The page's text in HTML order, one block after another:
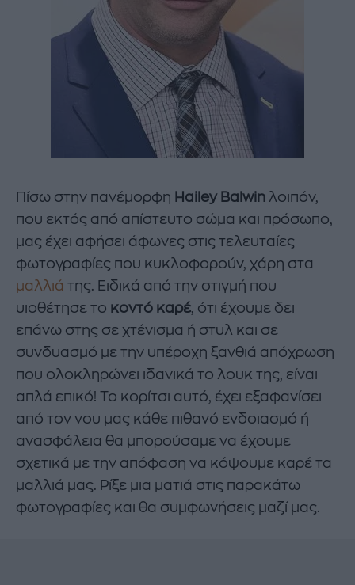
Πίσω στην πανέμορφη Hailey Balwin λοιπόν,
που εκτός από απίστευτο σώμα και πρόσωπο,
μας έχει αφήσει άφωνες στις τελευταίες
φωτογραφίες που κυκλοφορούν, χάρη στα
μαλλιά της. Ειδικά από την στιγμή που
υιοθέτησε το κοντό καρέ , ότι έχουμε δει
επάνω στης σε χτένισμα ή στυλ και σε
συνδυασμό με την υπέροχη ξανθιά απόχρωση
που ολοκληρώνει ιδανικά το λουκ της, είναι
απλά επικό! Το κορίτσι αυτό, έχει εξαφανίσει
από τον νου μας κάθε πιθανό ενδοιασμό ή
ανασφάλεια θα μπορούσαμε να έχουμε
σχετικά με την απόφαση να κόψουμε καρέ τα
μαλλιά μας. Ρίξε μια ματιά στις παρακάτω
φωτογραφίες και θα συμφωνήσεις μαζί μας.